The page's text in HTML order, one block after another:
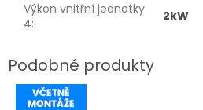
Výkon vnitřní jednotky
4: 2kW